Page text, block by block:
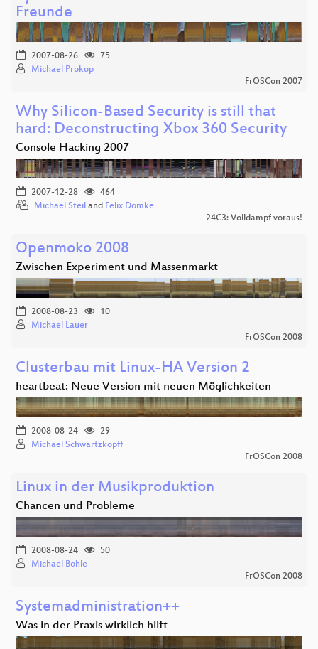
Freunde
2007-08-26
75
Michael Prokop
FrOSCon 2007
Why Silicon-Based Security is still that
hard: Deconstructing Xbox 360 Security
Console Hacking 2007
2007-12-28
464
Michael Steil and Felix Domke
24C3: Volldampf voraus!
Openmoko 2008
Zwischen Experiment und Massenmarkt
2008-08-23
10
Michael Lauer
FrOSCon 2008
Clusterbau mit Linux-HA Version 2
heartbeat: Neue Version mit neuen Möglichkeiten
2008-08-24
29
Michael Schwartzkopff
FrOSCon 2008
Linux in der Musikproduktion
Chancen und Probleme
2008-08-24
50
Michael Bohle
FrOSCon 2008
Systemadministration++
Was in der Praxis wirklich hilft